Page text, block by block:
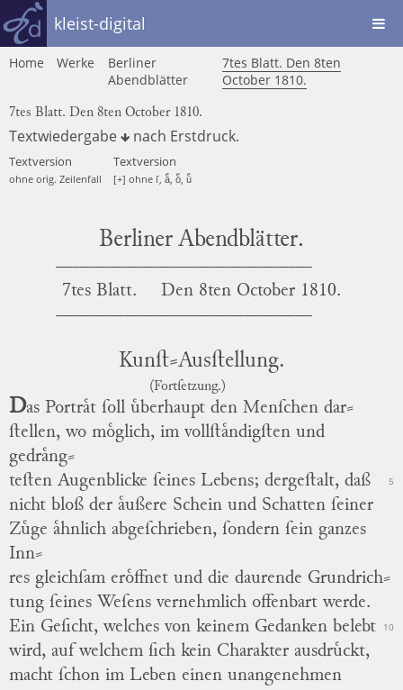
kleist-digital
Home Werke
Berliner
Abendblätter
7tes Blatt. Den 8ten
October 1810.
7tes Blatt. Den 8ten October 1810.
Textwiedergabe nach Erstdruck.
Textversion
ohne orig. Zeilenfall
Textversion
[+] ohne ſ, aͤ, oͤ, uͤ
Berliner Abendblätter.
7tes Blatt. Den8ten October 1810.
Kunſt⸗Ausſtellung.
(Fortſetzung.)
Das Portraͤt ſoll uͤberhaupt den Menſchen dar⸗
ſtellen, wo moͤglich, im vollſtaͤndigſten und
gedraͤng⸗
teſten Augenblicke ſeines Lebens; dergeſtalt, daß 5
nicht bloß der aͤußere Schein und Schatten ſeiner
Zuͤge aͤhnlich abgeſchrieben, ſondern ſein ganzes
Inn⸗
res gleichſam eroͤffnet und die daurende Grundrich⸗
tung ſeines Weſens vernehmlich offenbart werde.
Ein Geſicht, welches von keinem Gedanken belebt
10
wird, auf welchem ſich kein Charakter ausdruͤckt,
macht ſchon im Leben einen unangenehmen